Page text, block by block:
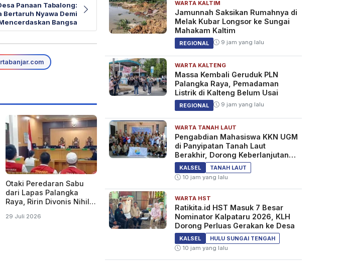
Panaan Tabalong:
Bertaruh Nyawa Demi
Bangsa
Otaki Peredaran Sabu
dari Lapas Palangka
Raya, Ririn Divonis Nihil
29 Juli 2026
WARTA KALTIM
Jamunnah Saksikan Rumahnya di
Melak Kubar Longsor ke Sungai
Mahakam Kaltim
REGIONAL 9 jam yang lalu
WARTA KALTENG
Massa Kembali Geruduk PLN
Palangka Raya, Pemadaman
Listrik di Kalteng Belum Usai
REGIONAL 9 jam yang lalu
WARTA TANAH LAUT
Pengabdian Mahasiswa KKN UGM
di Panyipatan Tanah Laut
Berakhir, Dorong Keberlanjutan
Program Masyarakat
KALSEL
TANAH LAUT
10 jam yang lalu
WARTA HST
Ratikita.id HST Masuk 7 Besar
Nominator Kalpataru 2026, KLH
Dorong Perluas Gerakan ke Desa
KALSEL
HULU SUNGAI TENGAH
10 jam yang lalu